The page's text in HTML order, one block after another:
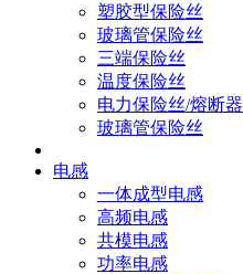
塑胶型保险丝
玻璃管保险丝
三端保险丝
温度保险丝
电力保险丝/熔断器
玻璃管保险丝
电感
一体成型电感
高频电感
共模电感
功率电感